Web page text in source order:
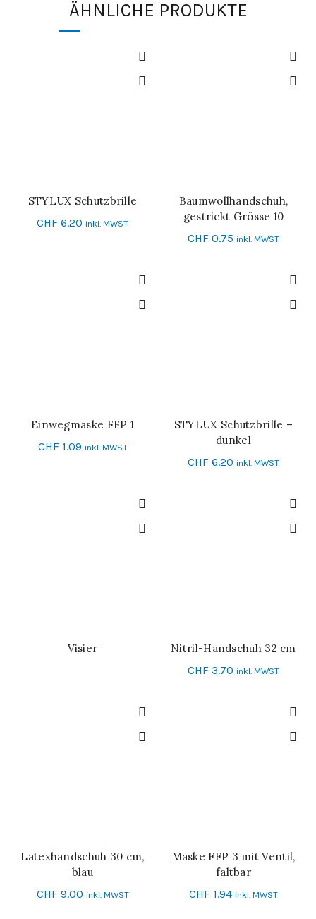
ÄHNLICHE PRODUKTE
IN DEN WARENKORB
STYLUX Schutzbrille
CHF 6.20 inkl. MWST
IN DEN WARENKORB
Baumwollhandschuh,
gestrickt Grösse 10
CHF 0.75 inkl. MWST
IN DEN WARENKORB
Einwegmaske FFP 1
CHF 1.09 inkl. MWST
IN DEN WARENKORB
STYLUX Schutzbrille –
dunkel
CHF 6.20 inkl. MWST
WEITERLESEN
Visier SCHNELL-EINKAUF
Nitril-Handschuh 32 cm
CHF 3.70 inkl. MWST
SCHNELL-EINKAUF
Latexhandschuh 30 cm,
blau
CHF 9.00 inkl. MWST
IN DEN WARENKORB
Maske FFP 3 mit Ventil,
faltbar
CHF 1.94 inkl. MWST